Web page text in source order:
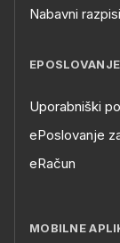
Nabavni razpisi
EPOSLOVANJE
Uporabniški
ePoslovanje
eRačun
MOBILNE